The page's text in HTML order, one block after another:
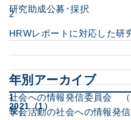
研究助成公募･採択
2
HRWレポートに対応した研
社会への情報発信委員会 （
長）
1
学会活動の社会への情報発信
年別アーカイブ
2021（1）